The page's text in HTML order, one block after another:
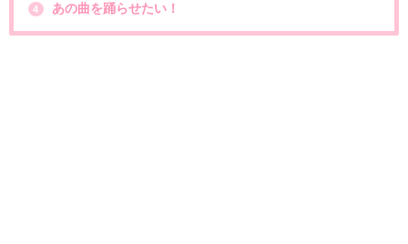
4 あの曲を踊らせたい！